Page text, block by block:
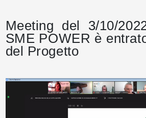
Meeting del 3/10/
SME POWER è
del Progetto